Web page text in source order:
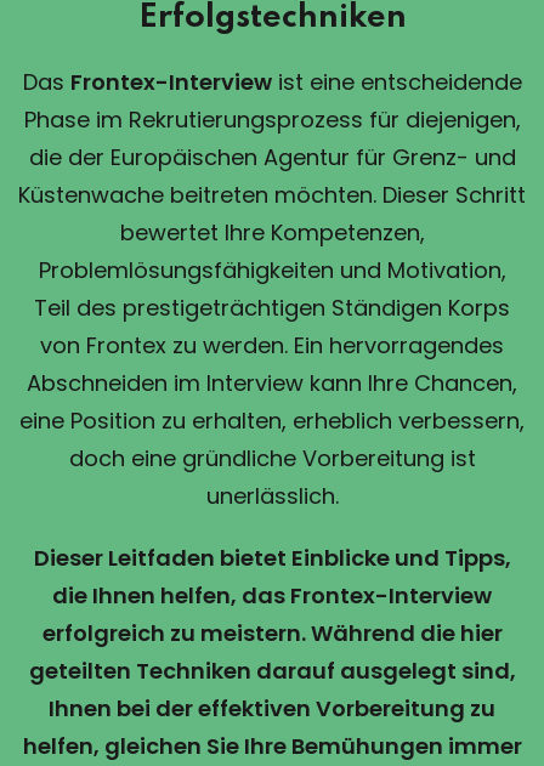
Erfolgstechniken
Das Frontex-Interviewist eine entscheidende
Phase im Rekrutierungsprozess für diejenigen,
die der Europäischen Agentur für Grenz- und
Küstenwache beitreten möchten. Dieser Schritt
bewertet Ihre Kompetenzen,
Problemlösungsfähigkeiten und Motivation,
Teil des prestigeträchtigen Ständigen Korps
von Frontex zu werden. Ein hervorragendes
Abschneiden im Interview kann Ihre Chancen,
eine Position zu erhalten, erheblich verbessern,
doch eine gründliche Vorbereitung ist
unerlässlich.
Dieser Leitfaden bietet Einblicke und Tipps,
die Ihnen helfen, das Frontex-Interview
erfolgreich zu meistern. Während die hier
geteilten Techniken darauf ausgelegt sind,
Ihnen bei der effektiven Vorbereitung zu
helfen, gleichen Sie Ihre Bemühungen immer